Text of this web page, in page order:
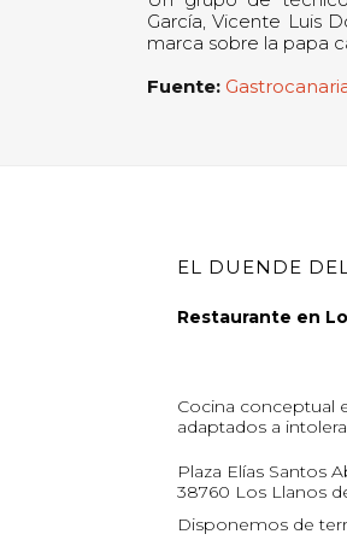
García, Vicente Luis
marca sobre la papa
Fuente:
EL DUENDE
Restaurante en
Cocina conceptual
adaptados a
Plaza Elías Santos
38760 Los Llanos
Disponemos de